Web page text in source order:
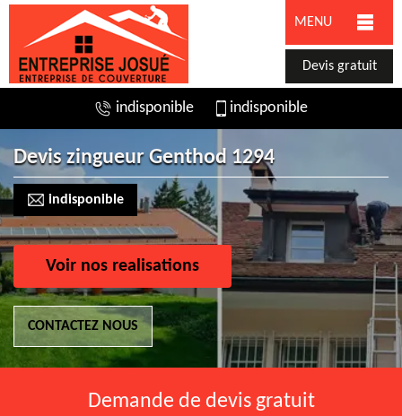
MENU
Devis gratuit
indisponible indisponible
Devis zingueur Genthod 1294
indisponible
Voir nos realisations
CONTACTEZ NOUS
Demande de devis gratuit